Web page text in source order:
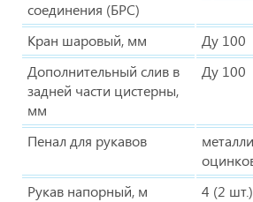
соединения (БРС)
Кран шаровый, мм
Ду 100
Дополнительный слив в
задней части цистерны,
мм
Ду 100
Пенал для рукавов
Рукав напорный, м
4 (2 шт.)